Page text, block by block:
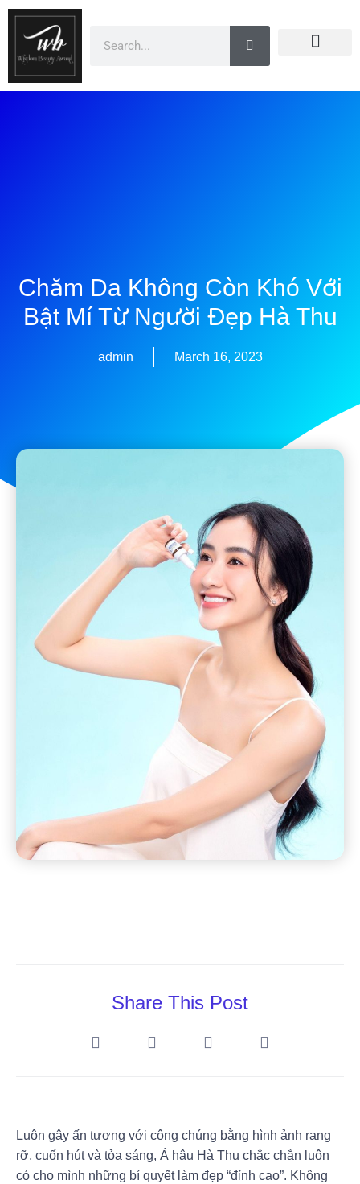
Chăm Da Không Còn Khó Với
Bật Mí Từ Người Đẹp Hà Thu
admin March 16, 2023
Share This Post
Luôn gây ấn tượng với công chúng bằng hình ảnh rạng
rỡ, cuốn hút và tỏa sáng, Á hậu Hà Thu chắc chắn luôn
có cho mình những bí quyết làm đẹp “đỉnh cao”. Không